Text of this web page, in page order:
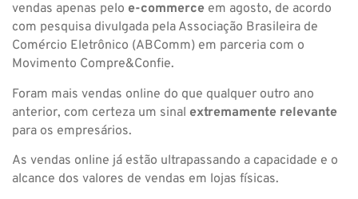
vendas apenas pelo e-commerce em agosto, de acordo
com pesquisa divulgada pela Associação Brasileira de
Comércio Eletrônico (ABComm) em parceria com o
Movimento Compre&Confie.
Foram mais vendas online do que qualquer outro ano
anterior, com certeza um sinal extremamente relevante
para os empresários.
As vendas online já estão ultrapassando a capacidade e o
alcance dos valores de vendas em lojas físicas.